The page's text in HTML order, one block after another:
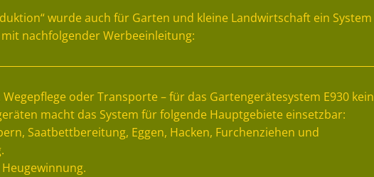
wurde auch für Garten und kleine Landwirtschaft ein System
nachfolgender Werbeeinleitung:
oder Transporte – für das Gartengerätesystem E930 kein
macht das System für folgende Hauptgebiete einsetzbar:
Saatbettbereitung, Eggen, Hacken, Furchenziehen und